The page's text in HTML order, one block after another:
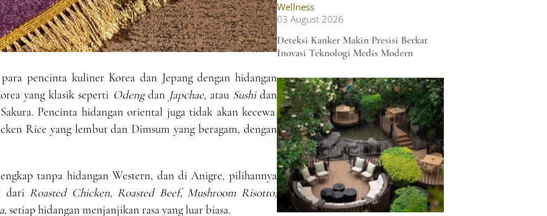
pencinta kuliner Korea dan Jepang dengan hidangan
yang klasik seperti OdengdanJapchae,atau Sushi dan
Pencinta hidangan oriental juga tidak akan kecewa
Rice yang lembut dan Dimsum yang beragam, dengan
tanpa hidangan Western, dan di Anigre, pilihannya
dari Roasted Chicken, Roasted Beef, Mushroom Risotto,
, setiap hidangan menjanjikan rasa yang luar biasa.
Wellness
03 August 2026
Deteksi Kanker Makin Presisi Berkat
Inovasi Teknologi Medis Modern